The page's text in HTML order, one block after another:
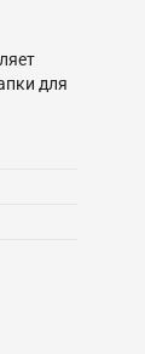
для